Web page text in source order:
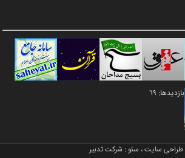
بازدیدها: 69
طراحی سایت، سئو : شرکت تدبیر